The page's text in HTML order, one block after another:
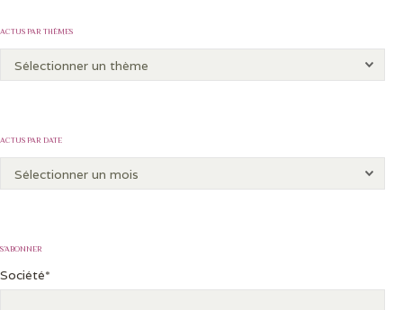
ACTUS PAR THÈMES
ACTUS PAR DATE
S’ABONNER
Société*